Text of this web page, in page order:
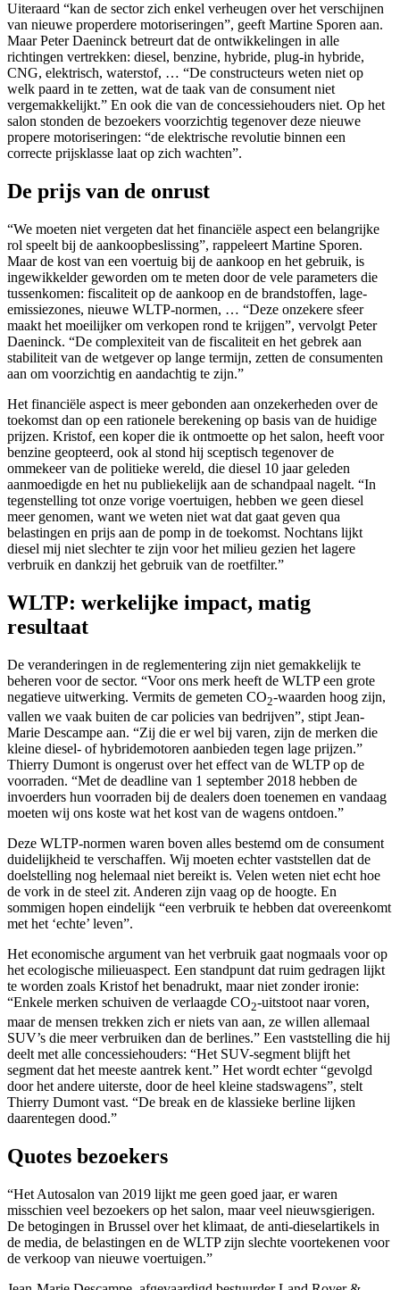
Uiteraard “kan de sector zich enkel verheugen over het verschijnen
van nieuwe properdere motoriseringen”, geeft Martine Sporen aan.
Maar Peter Daeninck betreurt dat de ontwikkelingen in alle
richtingen vertrekken: diesel, benzine, hybride, plug-in hybride,
CNG, elektrisch, waterstof, … “De constructeurs weten niet op
welk paard in te zetten, wat de taak van de consument niet
vergemakkelijkt.” En ook die van de concessiehouders niet. Op het
salon stonden de bezoekers voorzichtig tegenover deze nieuwe
propere motoriseringen: “de elektrische revolutie binnen een
correcte prijsklasse laat op zich wachten”.
De prijs van de onrust
“We moeten niet vergeten dat het financiële aspect een belangrijke
rol speelt bij de aankoopbeslissing”, rappeleert Martine Sporen.
Maar de kost van een voertuig bij de aankoop en het gebruik, is
ingewikkelder geworden om te meten door de vele parameters die
tussenkomen: fiscaliteit op de aankoop en de brandstoffen, lage-
emissiezones, nieuwe WLTP-normen, … “Deze onzekere sfeer
maakt het moeilijker om verkopen rond te krijgen”, vervolgt Peter
Daeninck. “De complexiteit van de fiscaliteit en het gebrek aan
stabiliteit van de wetgever op lange termijn, zetten de consumenten
aan om voorzichtig en aandachtig te zijn.”
Het financiële aspect is meer gebonden aan onzekerheden over de
toekomst dan op een rationele berekening op basis van de huidige
prijzen. Kristof, een koper die ik ontmoette op het salon, heeft voor
benzine geopteerd, ook al stond hij sceptisch tegenover de
ommekeer van de politieke wereld, die diesel 10 jaar geleden
aanmoedigde en het nu publiekelijk aan de schandpaal nagelt. “In
tegenstelling tot onze vorige voertuigen, hebben we geen diesel
meer genomen, want we weten niet wat dat gaat geven qua
belastingen en prijs aan de pomp in de toekomst. Nochtans lijkt
diesel mij niet slechter te zijn voor het milieu gezien het lagere
verbruik en dankzij het gebruik van de roetfilter.”
WLTP: werkelijke impact, matig
resultaat
De veranderingen in de reglementering zijn niet gemakkelijk te
beheren voor de sector. “Voor ons merk heeft de WLTP een grote
negatieve uitwerking. Vermits de gemeten CO2-waarden hoog zijn,
vallen we vaak buiten de car policies van bedrijven”, stipt Jean-
Marie Descampe aan. “Zij die er wel bij varen, zijn de merken die
kleine diesel- of hybridemotoren aanbieden tegen lage prijzen.”
Thierry Dumont is ongerust over het effect van de WLTP op de
voorraden. “Met de deadline van 1 september 2018 hebben de
invoerders hun voorraden bij de dealers doen toenemen en vandaag
moeten wij ons koste wat het kost van de wagens ontdoen.”
Deze WLTP-normen waren boven alles bestemd om de consument
duidelijkheid te verschaffen. Wij moeten echter vaststellen dat de
doelstelling nog helemaal niet bereikt is. Velen weten niet echt hoe
de vork in de steel zit. Anderen zijn vaag op de hoogte. En
sommigen hopen eindelijk “een verbruik te hebben dat overeenkomt
met het ‘echte’ leven”.
Het economische argument van het verbruik gaat nogmaals voor op
het ecologische milieuaspect. Een standpunt dat ruim gedragen lijkt
te worden zoals Kristof het benadrukt, maar niet zonder ironie:
“Enkele merken schuiven de verlaagde CO2-uitstoot naar voren,
maar de mensen trekken zich er niets van aan, ze willen allemaal
SUV’s die meer verbruiken dan de berlines.” Een vaststelling die hij
deelt met alle concessiehouders: “Het SUV-segment blijft het
segment dat het meeste aantrek kent.” Het wordt echter “gevolgd
door het andere uiterste, door de heel kleine stadswagens”, stelt
Thierry Dumont vast. “De break en de klassieke berline lijken
daarentegen dood.”
Quotes bezoekers
“Het Autosalon van 2019 lijkt me geen goed jaar, er waren
misschien veel bezoekers op het salon, maar veel nieuwsgierigen.
De betogingen in Brussel over het klimaat, de anti-dieselartikels in
de media, de belastingen en de WLTP zijn slechte voortekenen voor
de verkoop van nieuwe voertuigen.”